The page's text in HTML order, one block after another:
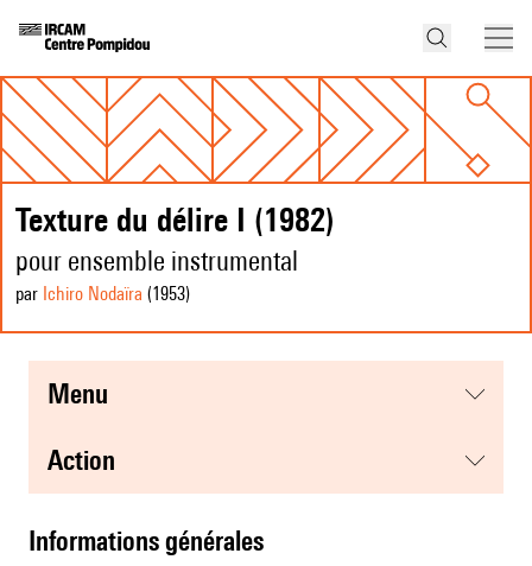
Texture du délire I (1982)
pour ensemble instrumental
par Ichiro Nodaïra (1953)
menu
action
informations générales